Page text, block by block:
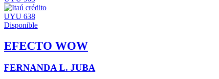
UYU 638
Disponible
EFECTO WOW
FERNANDA L. JUBA